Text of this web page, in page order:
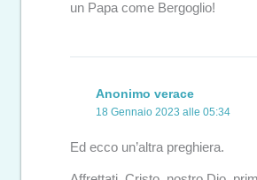
un Papa come Bergoglio!
Anonimo verace
18 Gennaio 2023 alle 05:34
Ed ecco un’altra preghiera.